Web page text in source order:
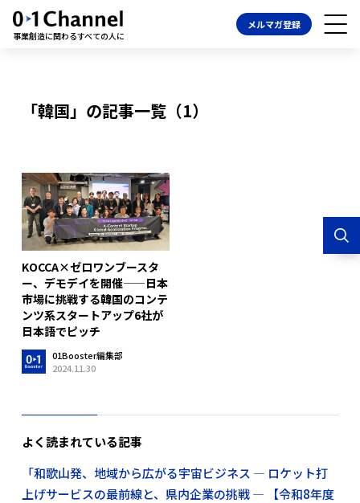
事業創造に関わるすべての人に
メルマガ登録
「韓国」の記事一覧（1）
KOCCA×ゼロワンブースタ
ー、デモデイを開催——日本
市場に挑戦する韓国のコンテ
ンツ系スタートアップ6社が
日本語でピッチ
01Booster編集部
2024.11.30
よく読まれている記事
「和歌山発、地域から広がる宇宙ビジネス ― ロケット打
上げサービスの最前線と、県内企業の挑戦 ― 【令和8年度